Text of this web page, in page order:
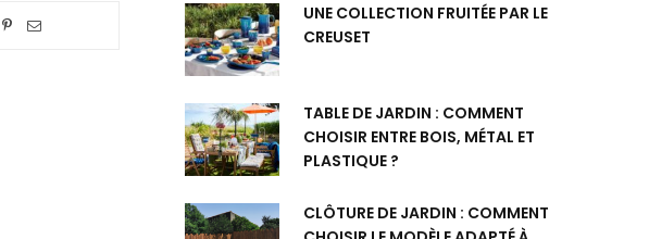
UNE COLLECTION FRUITÉE PAR LE
CREUSET
TABLE DE JARDIN : COMMENT
CHOISIR ENTRE BOIS, MÉTAL ET
PLASTIQUE ?
CLÔTURE DE JARDIN : COMMENT